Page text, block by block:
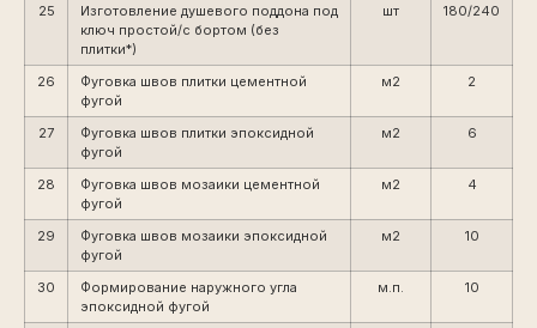
25
Изготовление душевого поддона под
ключ простой/с бортом (без
плитки*)
шт 180/240
26
Фуговка швов плитки цементной
фугой
м2 2
27
Фуговка швов плитки эпоксидной
фугой
м2 6
28
Фуговка швов мозаики цементной
фугой
м2 4
29
Фуговка швов мозаики эпоксидной
фугой
м2 10
30
Формирование наружного угла
эпоксидной фугой
м.п. 10